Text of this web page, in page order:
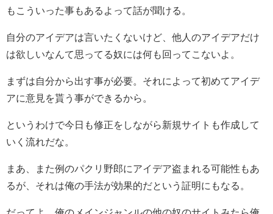
もこういった事もあるよって話が聞ける。
自分のアイデアは言いたくないけど、他人のアイデアだけ
は欲しいなんて思ってる奴には何も回ってこないよ。
まずは自分から出す事が必要。それによって初めてアイデ
アに意見を貰う事ができるから。
というわけで今日も修正をしながら新規サイトも作成して
いく流れだな。
まあ、また例のパクリ野郎にアイデア盗まれる可能性もあ
るが、それは俺の手法が効果的だという証明にもなる。